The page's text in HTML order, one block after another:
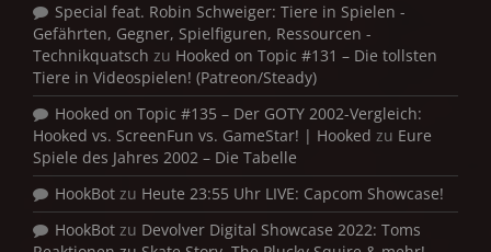
Special feat. Robin Schweiger: Tiere in Spielen -
Gefährten, Gegner, Spielfiguren, Ressourcen -
Technikquatsch zu Hooked on Topic #131 – Die tollsten
Tiere in Videospielen! (Patreon/Steady)
Hooked on Topic #135 – Der GOTY 2002-Vergleich:
Hooked vs. ScreenFun vs. GameStar! | Hooked zu Eure
Spiele des Jahres 2002 – Die Tabelle
HookBot zu Heute 23:55 Uhr LIVE: Capcom Showcase!
HookBot zu Devolver Digital Showcase 2022: Toms